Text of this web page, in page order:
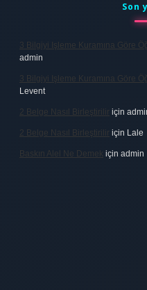
Son
3 Bilgiyi Işleme Kuramına Göre
admin
3 Bilgiyi Işleme Kuramına Göre
Levent
2 Belge Nasıl Birleştirilir için
2 Belge Nasıl Birleştirilir için Lale
Baskın Alel Ne Demek için admin